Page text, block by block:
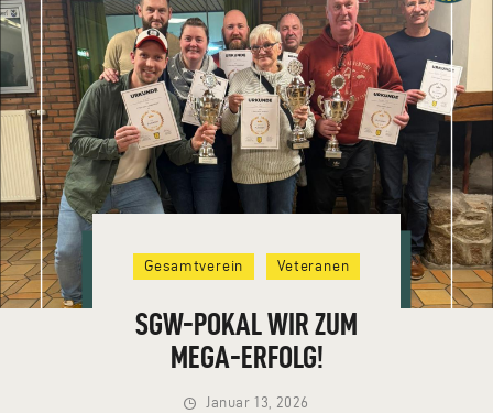
HOME
VEREIN
NEUIGKEITEN
TERMINE
VERMIETUNG
Gesamtverein Veteranen
SGW-POKAL WIR ZUM
MEGA-ERFOLG!
Januar 13, 2026